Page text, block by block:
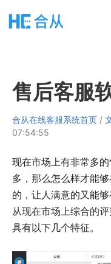
售后客服
合从在线客服系统首页 /
07:54:55
现在市场上有非常多的
多，那么怎么样才能
的，让人满意的又能
从现在市场上综合的
具有以下几个特征。